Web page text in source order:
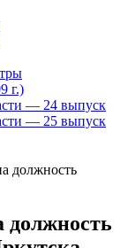
г.)
— 24 выпуск
— 25 выпуск
должность
должность